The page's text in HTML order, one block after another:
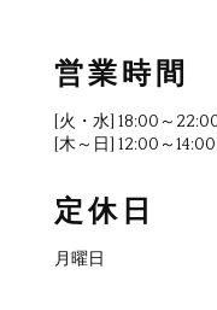
営業時間
[火・水] 18:00～
[木～日] 12:00～
定休日
月曜日